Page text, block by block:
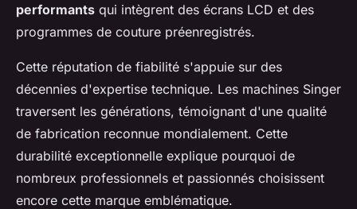
performants qui intègrent des écrans LCD et des
programmes de couture préenregistrés.
Cette réputation de fiabilité s'appuie sur des
décennies d'expertise technique. Les machines Singer
traversent les générations, témoignant d'une qualité
de fabrication reconnue mondialement. Cette
durabilité exceptionnelle explique pourquoi de
nombreux professionnels et passionnés choisissent
encore cette marque emblématique.